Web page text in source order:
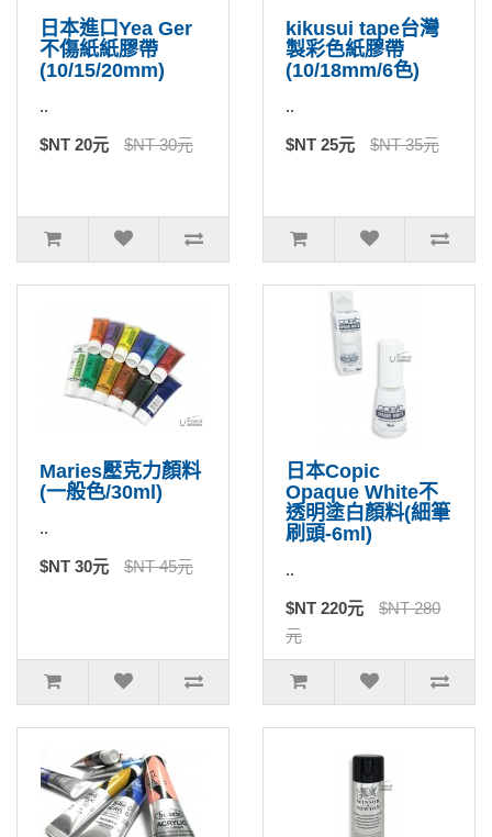
日本進口Yea Ger
不傷紙紙膠帶
(10/15/20mm)
..
$NT 20元 $NT 30元
kikusui tape台灣
製彩色紙膠帶
(10/18mm/6色)
..
$NT 25元 $NT 35元
Maries壓克力顏料
(一般色/30ml)
..
$NT 30元 $NT 45元
日本Copic
Opaque White不
透明塗白顏料(細筆
刷頭-6ml)
..
$NT 220元
$NT 280
元